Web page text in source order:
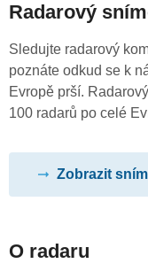
Radarový
Sledujte radarový
poznáte odkud se k
Evropě prší.
100 radarů po celé
Zobrazit
O radaru